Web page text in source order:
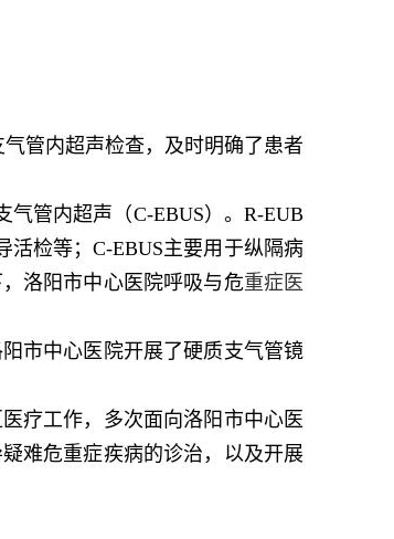
管内超声检查，及时明确了患者
管内超声（C-EBUS）。R-EUB
检等；C-EBUS主要用于纵隔病
洛阳市中心医院呼吸与危重症医
市中心医院开展了硬质支气管镜
疗工作，多次面向洛阳市中心医
难危重症疾病的诊治，以及开展